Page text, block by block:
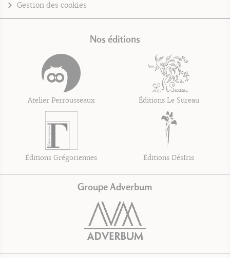
Gestion des cookies
Nos éditions
Atelier Perrousseaux Éditions Le Sureau
Éditions Grégoriennes Éditions DésIris
Groupe Adverbum